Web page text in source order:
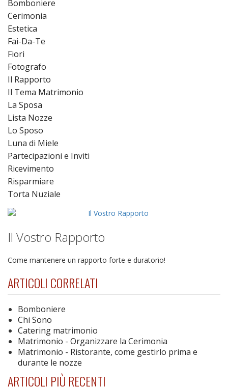
Bomboniere
Cerimonia
Estetica
Fai-Da-Te
Fiori
Fotografo
Il Rapporto
Il Tema Matrimonio
La Sposa
Lista Nozze
Lo Sposo
Luna di Miele
Partecipazioni e Inviti
Ricevimento
Risparmiare
Torta Nuziale
Il Vostro Rapporto
Come mantenere un rapporto forte e duratorio!
ARTICOLI CORRELATI
Bomboniere
Chi Sono
Catering matrimonio
Matrimonio - Organizzare la Cerimonia
Matrimonio - Ristorante, come gestirlo prima e
durante le nozze
ARTICOLI PIÙ RECENTI